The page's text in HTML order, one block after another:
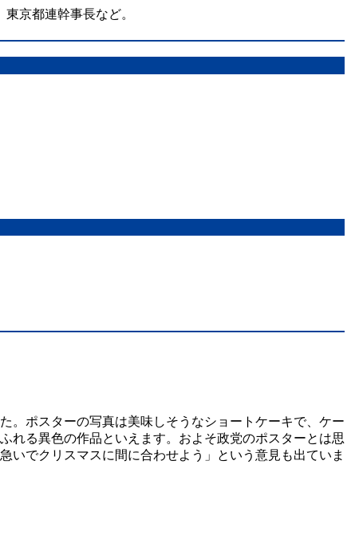
京都連幹事長など。
。ポスターの写真は美味しそうなショートケーキで、ケー
れる異色の作品といえます。およそ政党のポスターとは思
いでクリスマスに間に合わせよう」という意見も出ていま